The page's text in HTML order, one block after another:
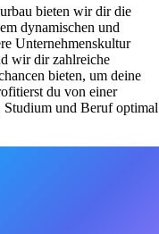
bieten wir dir die
dynamischen und
Unternehmenskultur
wir dir zahlreiche
bieten, um deine
du von einer
und Beruf optimal